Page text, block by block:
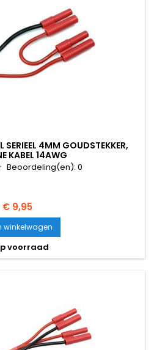
4MM GOUDSTEKKER,
KABEL 14AWG
Beoordeling(en): 0
Prijs
€ 9,95
winkelwagen
voorraad